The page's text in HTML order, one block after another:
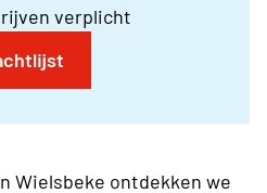
verplicht
Wielsbeke ontdekken we